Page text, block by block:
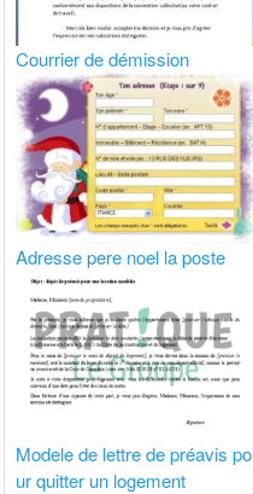
Courrier de démission
Adresse pere noel la poste
Modele de lettre de préavis po
ur quitter un logement